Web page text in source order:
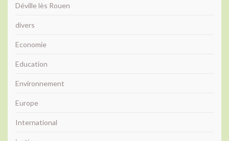
Déville lès Rouen
divers
Economie
Education
Environnement
Europe
International